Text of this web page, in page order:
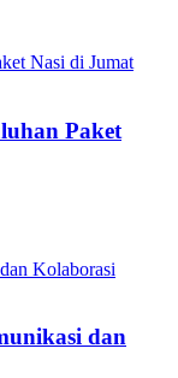
Paket
dan